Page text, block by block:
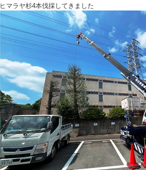
ヒマラヤ杉4本伐採してきました